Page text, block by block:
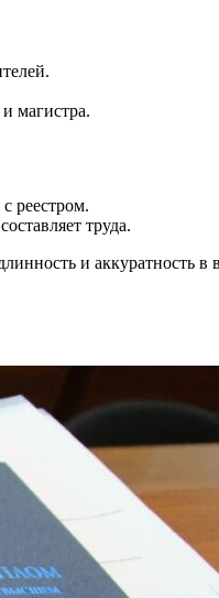
магистра.
реестром.
труда.
и аккуратность в